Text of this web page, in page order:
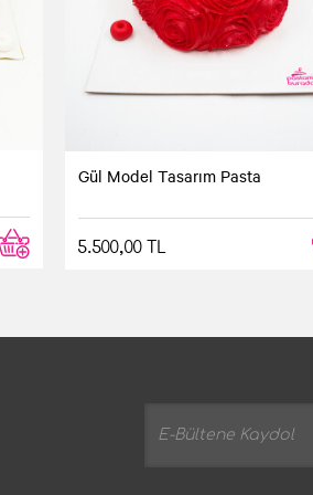
Gül Model Tasarım Pasta
5.500,00 TL